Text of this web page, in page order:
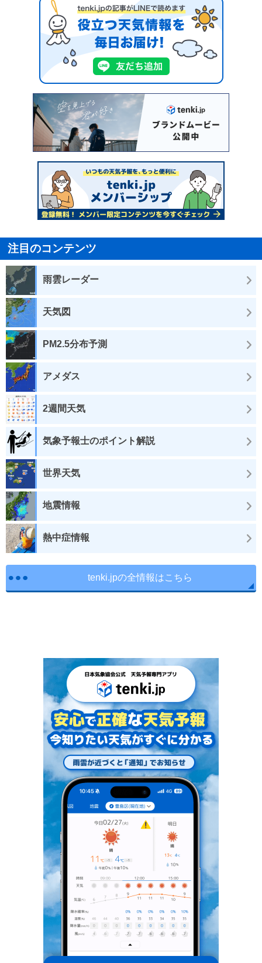
注目のコンテンツ
雨雲レーダー
天気図
PM2.5分布予測
アメダス
2週間天気
気象予報士のポイント解説
世界天気
地震情報
熱中症情報
tenki.jpの全情報はこちら